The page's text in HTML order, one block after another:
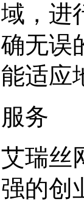
域，进
确无误
能适应
服务
艾瑞丝
强的创